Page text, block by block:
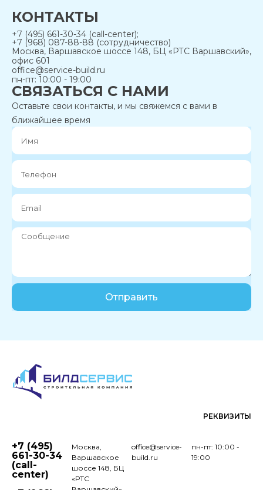
КОНТАКТЫ
+7 (495) 661-30-34 (call-center);
+7 (968) 087-88-88 (сотрудничество)
Москва, Варшавское шоссе 148, БЦ «РТС Варшавский»,
офис 601
office@service-build.ru
пн-пт: 10:00 - 19:00
СВЯЗАТЬСЯ С НАМИ
Оставьте свои контакты, и мы свяжемся с вами в
ближайшее время
Отправить
РЕКВИЗИТЫ
+7 (495)
661-30-34
(call-
center)
Москва,
Варшавское
шоссе 148, БЦ
«РТС
пн-пт: 10:00 -
19:00
office@service-
build.ru